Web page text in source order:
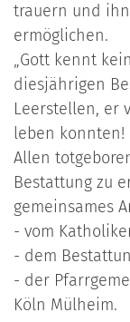
trauern und
ermöglichen.
„Gott kennt
diesjährigen
Leerstellen, er
leben konnten!
Allen
Bestattung zu
gemeinsames
- vom
- dem
- der
Köln Mülheim.